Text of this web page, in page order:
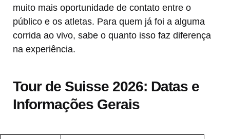
muito mais oportunidade de contato entre o
público e os atletas. Para quem já foi a alguma
corrida ao vivo, sabe o quanto isso faz diferença
na experiência.
Tour de Suisse 2026: Datas e
Informações Gerais